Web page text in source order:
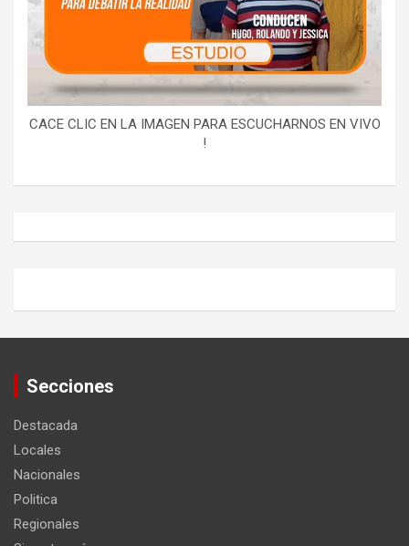
CACE CLIC EN LA IMAGEN PARA ESCUCHARNOS EN VIVO
!
Secciones
Destacada
Locales
Nacionales
Politica
Regionales